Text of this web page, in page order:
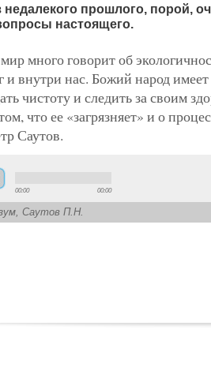
прошлого, порой,
настоящего.
много говорит об
и внутри нас. Божий народ
чистоту и следить за своим
что ее «загрязняет» и о
Саутов.
00:00 00:00
Саутов П.Н.